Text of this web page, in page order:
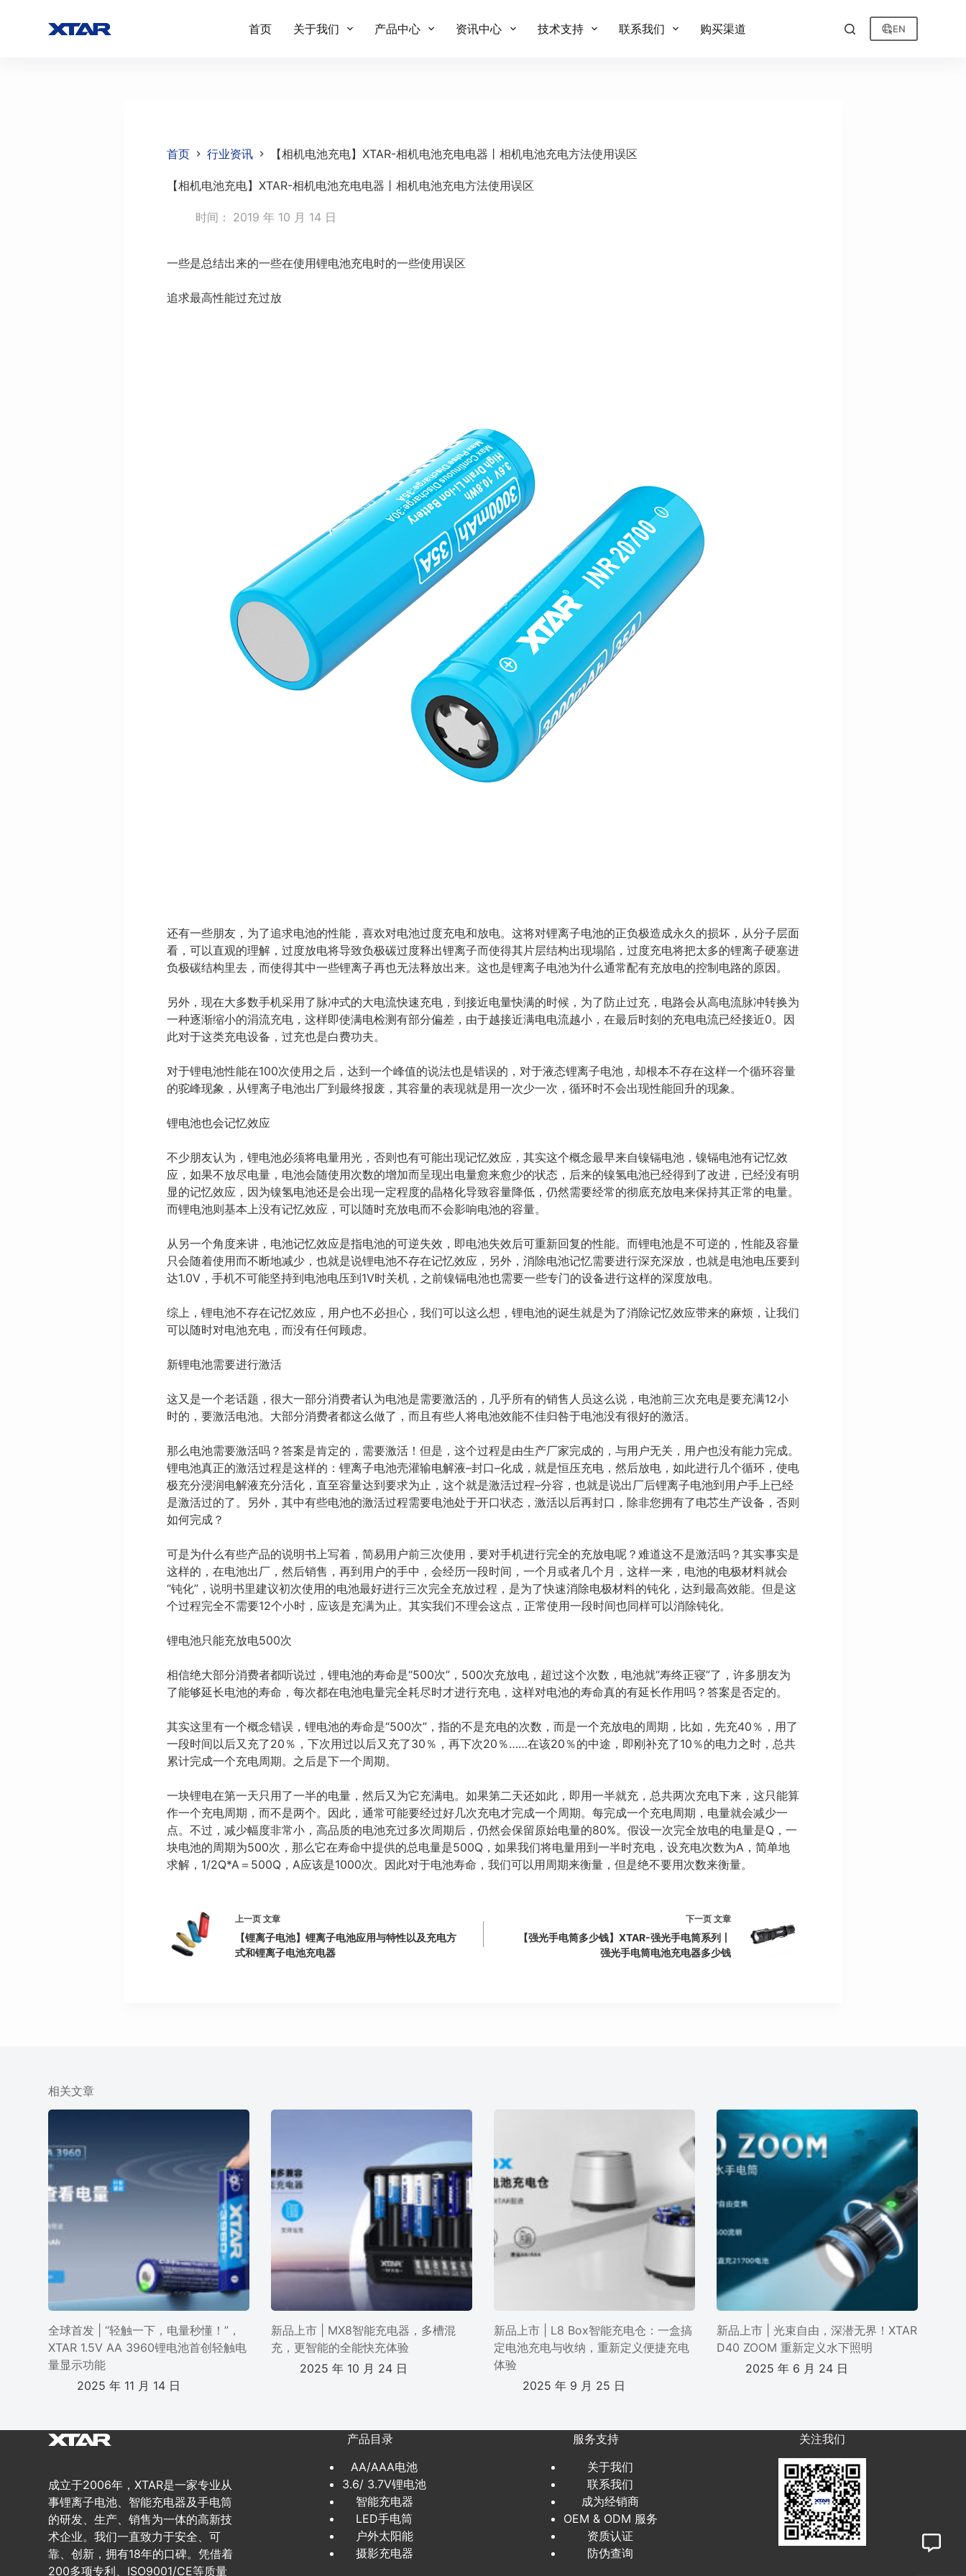
首页 关于我们 产品中心 资讯中心 技术支持 联系我们 购买渠道 EN
首页 行业资讯 【相机电池充电】XTAR-相机电池充电电器丨相机电池充电方法使用误区
【相机电池充电】XTAR-相机电池充电电器丨相机电池充电方法使用误区
时间： 2019 年 10 月 14 日
一些是总结出来的一些在使用锂电池充电时的一些使用误区
追求最高性能过充过放
还有一些朋友，为了追求电池的性能，喜欢对电池过度充电和放电。这将对锂离子电池的正负极造成永久的损坏，从分子层面
看，可以直观的理解，过度放电将导致负极碳过度释出锂离子而使得其片层结构出现塌陷，过度充电将把太多的锂离子硬塞进
负极碳结构里去，而使得其中一些锂离子再也无法释放出来。这也是锂离子电池为什么通常配有充放电的控制电路的原因。
另外，现在大多数手机采用了脉冲式的大电流快速充电，到接近电量快满的时候，为了防止过充，电路会从高电流脉冲转换为
一种逐渐缩小的涓流充电，这样即使满电检测有部分偏差，由于越接近满电电流越小，在最后时刻的充电电流已经接近0。因
此对于这类充电设备，过充也是白费功夫。
对于锂电池性能在100次使用之后，达到一个峰值的说法也是错误的，对于液态锂离子电池，却根本不存在这样一个循环容量
的驼峰现象，从锂离子电池出厂到最终报废，其容量的表现就是用一次少一次，循环时不会出现性能回升的现象。
锂电池也会记忆效应
不少朋友认为，锂电池必须将电量用光，否则也有可能出现记忆效应，其实这个概念最早来自镍镉电池，镍镉电池有记忆效
应，如果不放尽电量，电池会随使用次数的增加而呈现出电量愈来愈少的状态，后来的镍氢电池已经得到了改进，已经没有明
显的记忆效应，因为镍氢电池还是会出现一定程度的晶格化导致容量降低，仍然需要经常的彻底充放电来保持其正常的电量。
而锂电池则基本上没有记忆效应，可以随时充放电而不会影响电池的容量。
从另一个角度来讲，电池记忆效应是指电池的可逆失效，即电池失效后可重新回复的性能。而锂电池是不可逆的，性能及容量
只会随着使用而不断地减少，也就是说锂电池不存在记忆效应，另外，消除电池记忆需要进行深充深放，也就是电池电压要到
达1.0V，手机不可能坚持到电池电压到1V时关机，之前镍镉电池也需要一些专门的设备进行这样的深度放电。
综上，锂电池不存在记忆效应，用户也不必担心，我们可以这么想，锂电池的诞生就是为了消除记忆效应带来的麻烦，让我们
可以随时对电池充电，而没有任何顾虑。
新锂电池需要进行激活
这又是一个老话题，很大一部分消费者认为电池是需要激活的，几乎所有的销售人员这么说，电池前三次充电是要充满12小
时的，要激活电池。大部分消费者都这么做了，而且有些人将电池效能不佳归咎于电池没有很好的激活。
那么电池需要激活吗？答案是肯定的，需要激活！但是，这个过程是由生产厂家完成的，与用户无关，用户也没有能力完成。
锂电池真正的激活过程是这样的：锂离子电池壳灌输电解液–封口–化成，就是恒压充电，然后放电，如此进行几个循环，使电
极充分浸润电解液充分活化，直至容量达到要求为止，这个就是激活过程–分容，也就是说出厂后锂离子电池到用户手上已经
是激活过的了。另外，其中有些电池的激活过程需要电池处于开口状态，激活以后再封口，除非您拥有了电芯生产设备，否则
如何完成？
可是为什么有些产品的说明书上写着，简易用户前三次使用，要对手机进行完全的充放电呢？难道这不是激活吗？其实事实是
这样的，在电池出厂，然后销售，再到用户的手中，会经历一段时间，一个月或者几个月，这样一来，电池的电极材料就会
“钝化”，说明书里建议初次使用的电池最好进行三次完全充放过程，是为了快速消除电极材料的钝化，达到最高效能。但是这
个过程完全不需要12个小时，应该是充满为止。其实我们不理会这点，正常使用一段时间也同样可以消除钝化。
锂电池只能充放电500次
相信绝大部分消费者都听说过，锂电池的寿命是“500次”，500次充放电，超过这个次数，电池就“寿终正寝”了，许多朋友为
了能够延长电池的寿命，每次都在电池电量完全耗尽时才进行充电，这样对电池的寿命真的有延长作用吗？答案是否定的。
其实这里有一个概念错误，锂电池的寿命是“500次”，指的不是充电的次数，而是一个充放电的周期，比如，先充40％，用了
一段时间以后又充了20％，下次用过以后又充了30％，再下次20％……在该20％的中途，即刚补充了10％的电力之时，总共
累计完成一个充电周期。之后是下一个周期。
一块锂电在第一天只用了一半的电量，然后又为它充满电。如果第二天还如此，即用一半就充，总共两次充电下来，这只能算
作一个充电周期，而不是两个。因此，通常可能要经过好几次充电才完成一个周期。每完成一个充电周期，电量就会减少一
点。不过，减少幅度非常小，高品质的电池充过多次周期后，仍然会保留原始电量的80%。假设一次完全放电的电量是Q，一
块电池的周期为500次，那么它在寿命中提供的总电量是500Q，如果我们将电量用到一半时充电，设充电次数为A，简单地
求解，1/2Q*A＝500Q，A应该是1000次。因此对于电池寿命，我们可以用周期来衡量，但是绝不要用次数来衡量。
上一页 文章
【锂离子电池】锂离子电池应用与特性以及充电方
式和锂离子电池充电器
下一页 文章
【强光手电筒多少钱】XTAR-强光手电筒系列丨
强光手电筒电池充电器多少钱
相关文章
全球首发 | “轻触一下，电量秒懂！”，
XTAR 1.5V AA 3960锂电池首创轻触电
量显示功能
2025 年 11 月 14 日
新品上市 | MX8智能充电器，多槽混
充，更智能的全能快充体验
2025 年 10 月 24 日
新品上市 | L8 Box智能充电仓：一盒搞
定电池充电与收纳，重新定义便捷充电
体验
2025 年 9 月 25 日
新品上市 | 光束自由，深潜无界！XTAR
D40 ZOOM 重新定义水下照明
2025 年 6 月 24 日
成立于2006年，XTAR是一家专业从
事锂离子电池、智能充电器及手电筒
的研发、生产、销售为一体的高新技
术企业。我们一直致力于安全、可
靠、创新，拥有18年的口碑。凭借着
200多项专利、ISO9001/CE等质量
产品目录
AA/AAA电池
3.6/ 3.7V锂电池
智能充电器
LED手电筒
户外太阳能
摄影充电器
服务支持
关于我们
联系我们
成为经销商
OEM & ODM 服务
资质认证
防伪查询
关注我们